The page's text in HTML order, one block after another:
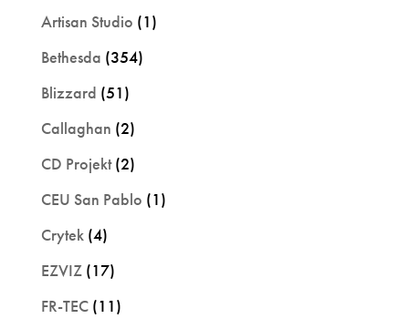
Artisan Studio (1)
Bethesda (354)
Blizzard (51)
Callaghan (2)
CD Projekt(2)
CEU San Pablo (1)
Crytek(4)
EZVIZ(17)
FR-TEC(11)